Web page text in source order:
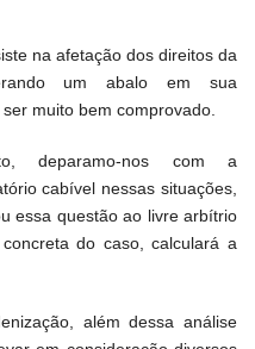
na afetação dos direitos da
um abalo em sua
muito bem comprovado.
deparamo-nos com a
cabível nessas situações,
essa questão ao livre arbítrio
do caso, calculará a
além dessa análise